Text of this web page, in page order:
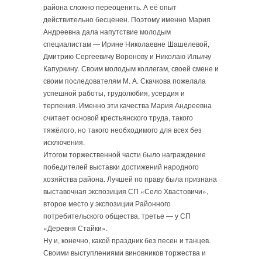
района сложно переоценить. А её опыт
действительно бесценен. Поэтому именно Мария
Андреевна дала напутствие молодым
специалистам — Ирине Николаевне Шашелевой,
Дмитрию Сергеевичу Воронову и Николаю Ильичу
Капуркину. Своим молодым коллегам, своей смене и
своим последователям М. А. Скачкова пожелала
успешной работы, трудолюбия, усердия и
терпения. Именно эти качества Мария Андреевна
считает основой крестьянского труда, такого
тяжёлого, но такого необходимого для всех без
исключения.
Итогом торжественной части было награждение
победителей выставки достижений народного
хозяйства района. Лучшей по праву была признана
выставочная экспозиция СП «Село Хвастовичи»,
второе место у экспозиции Районного
потребительского общества, третье — у СП
«Деревня Стайки».
Ну и, конечно, какой праздник без песен и танцев.
Своими выступлениями виновников торжества и